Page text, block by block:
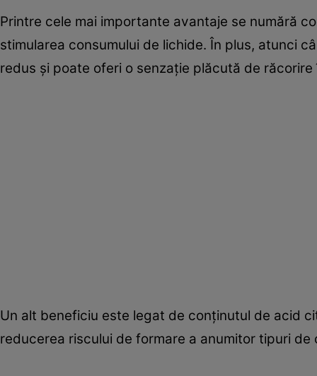
Printre cele mai importante avantaje se numără
stimularea consumului de lichide. În plus, atunci
redus și poate oferi o senzație plăcută de
Un alt beneficiu este legat de conținutul de acid
reducerea riscului de formare a anumitor tipuri